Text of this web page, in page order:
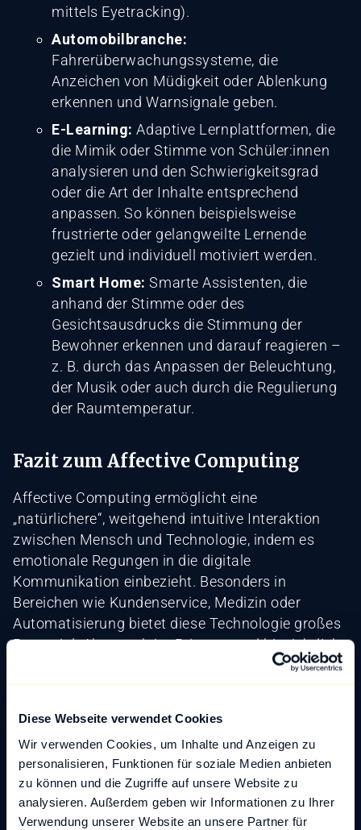
Diese Webseite verwendet Cookies
Wir verwenden Cookies, um Inhalte und Anzeigen zu
personalisieren, Funktionen für soziale Medien anbieten
zu können und die Zugriffe auf unsere Website zu
analysieren. Außerdem geben wir Informationen zu Ihrer
Verwendung unserer Website an unsere Partner für
mittels Eyetracking).
Automobilbranche:
Fahrerüberwachungssysteme, die
Anzeichen von Müdigkeit oder Ablenkung
erkennen und Warnsignale geben.
E-Learning: Adaptive Lernplattformen, die
die Mimik oder Stimme von Schüler:innen
analysieren und den Schwierigkeitsgrad
oder die Art der Inhalte entsprechend
anpassen. So können beispielsweise
frustrierte oder gelangweilte Lernende
gezielt und individuell motiviert werden.
Smart Home: Smarte Assistenten, die
anhand der Stimme oder des
Gesichtsausdrucks die Stimmung der
Bewohner erkennen und darauf reagieren –
z. B. durch das Anpassen der Beleuchtung,
der Musik oder auch durch die Regulierung
der Raumtemperatur.
Fazit zum Affective Computing
Affective Computing ermöglicht eine
„natürlichere“, weitgehend intuitive Interaktion
zwischen Mensch und Technologie, indem es
emotionale Regungen in die digitale
Kommunikation einbezieht. Besonders in
Bereichen wie Kundenservice, Medizin oder
Automatisierung bietet diese Technologie großes
Potenzial. Aber auch im Privaten und hinsichtlich
der persönlichen Weiterbildung bieten sich viele
Möglichkeiten des Einsatzes. Es bleibt darauf
und Weise der Implementierung der Dreh- und
Angelpunkt für den Durchbruch und die
gesellschaftsweite Akzeptanz dieser Art und
Weise der techno-sozialen Verschaltung ist.
Gerade mit Hinblick auf den gegenwärtigen Stand